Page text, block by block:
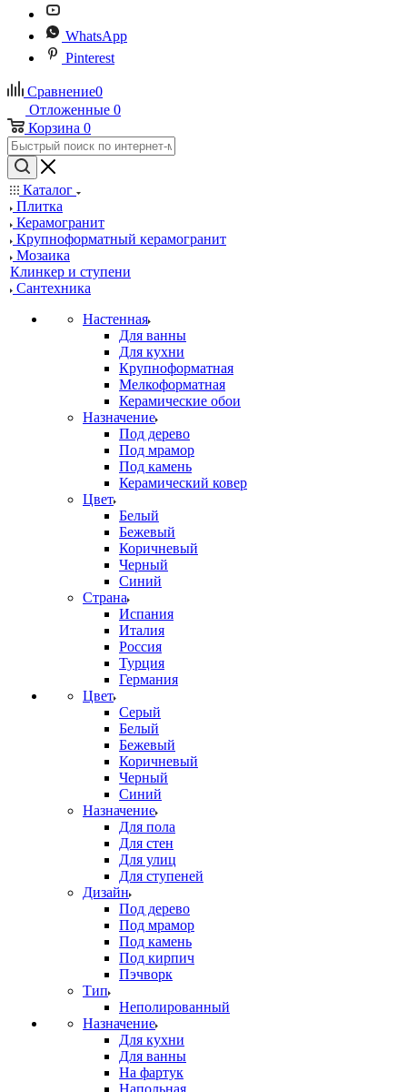
WhatsApp
Pinterest
Сравнение0
Отложенные 0
Корзина 0
Каталог
Плитка
Керамогранит
Крупноформатный керамогранит
Мозаика
Клинкер и ступени
Сантехника
Настенная
Для ванны
Для кухни
Крупноформатная
Мелкоформатная
Керамические обои
Назначение
Под дерево
Под мрамор
Под камень
Керамический ковер
Цвет
Белый
Бежевый
Коричневый
Черный
Синий
Страна
Испания
Италия
Россия
Турция
Германия
Цвет
Серый
Белый
Бежевый
Коричневый
Черный
Синий
Назначение
Для пола
Для стен
Для улиц
Для ступеней
Дизайн
Под дерево
Под мрамор
Под камень
Под кирпич
Пэчворк
Тип
Неполированный
Назначение
Для кухни
Для ванны
На фартук